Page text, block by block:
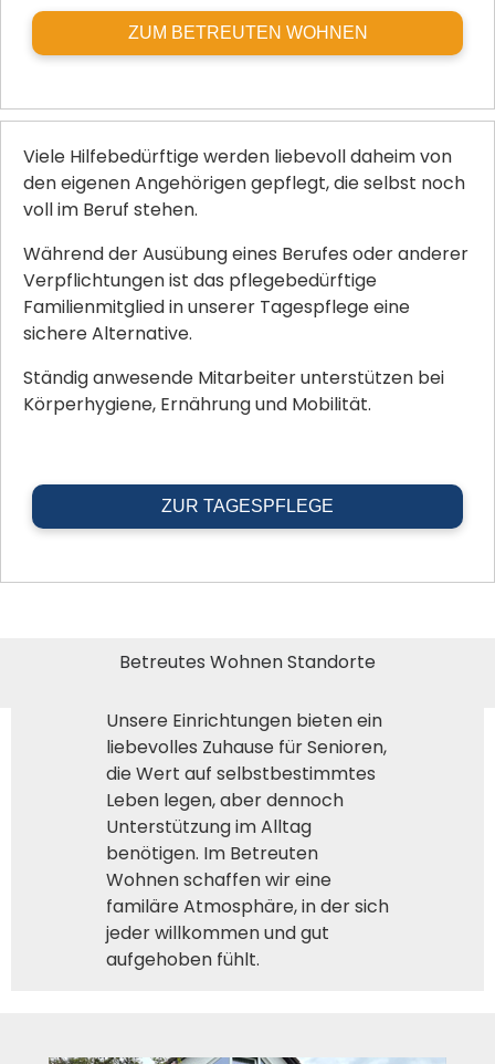
ZUM BETREUTEN WOHNEN
Viele Hilfebedürftige werden liebevoll daheim von
den eigenen Angehörigen gepflegt, die selbst noch
voll im Beruf stehen.
Während der Ausübung eines Berufes oder anderer
Verpflichtungen ist das pflegebedürftige
Familienmitglied in unserer Tagespflege eine
sichere Alternative.
Ständig anwesende Mitarbeiter unterstützen bei
Körperhygiene, Ernährung und Mobilität.
ZUR TAGESPFLEGE
Betreutes Wohnen Standorte
Unsere Einrichtungen bieten ein
liebevolles Zuhause für Senioren,
die Wert auf selbstbestimmtes
Leben legen, aber dennoch
Unterstützung im Alltag
benötigen. Im Betreuten
Wohnen schaffen wir eine
familäre Atmosphäre, in der sich
jeder willkommen und gut
aufgehoben fühlt.